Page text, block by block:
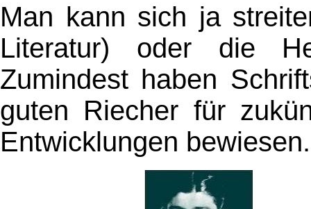
Man kann sich ja
Literatur) oder die
Zumindest haben
guten Riecher für
Entwicklungen bewiesen.